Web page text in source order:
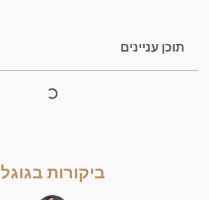
תוכן עניינים
ביקורות בגוגל